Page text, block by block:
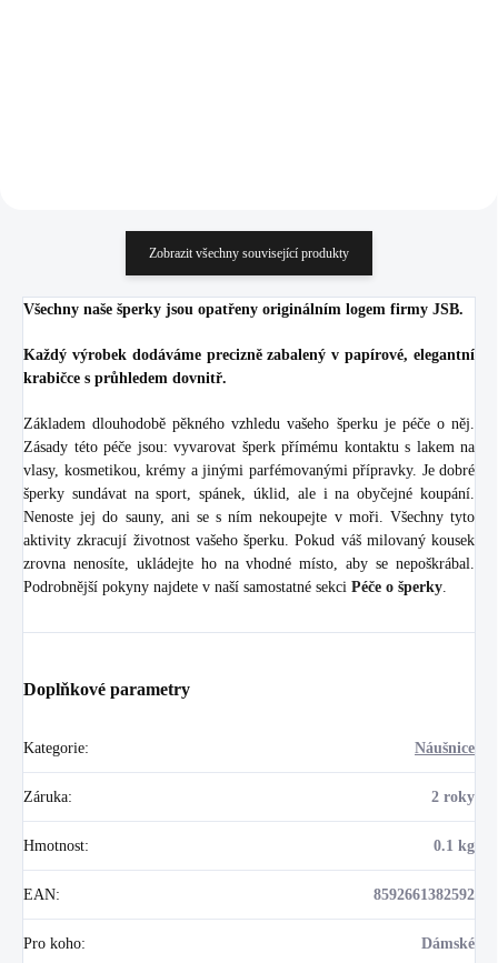
Zobrazit všechny související produkty
Všechny naše šperky jsou opatřeny originálním logem firmy JSB.
Každý výrobek dodáváme precizně zabalený v papírové, elegantní
krabičce s průhledem dovnitř.
Základem dlouhodobě pěkného vzhledu vašeho šperku je péče o něj.
Zásady této péče jsou: vyvarovat šperk přímému kontaktu s lakem na
vlasy, kosmetikou, krémy a jinými parfémovanými přípravky. Je dobré
šperky sundávat na sport, spánek, úklid, ale i na obyčejné koupání.
Nenoste jej do sauny, ani se s ním nekoupejte v moři. Všechny tyto
aktivity zkracují životnost vašeho šperku. Pokud váš milovaný kousek
zrovna nenosíte, ukládejte ho na vhodné místo, aby se nepoškrábal.
Podrobnější pokyny najdete v naší samostatné sekci Péče o šperky
Doplňkové parametry
Kategorie: Náušnice
Záruka: 2 roky
Hmotnost: 0.1 kg
EAN: 8592661382592
Pro koho: Dámské